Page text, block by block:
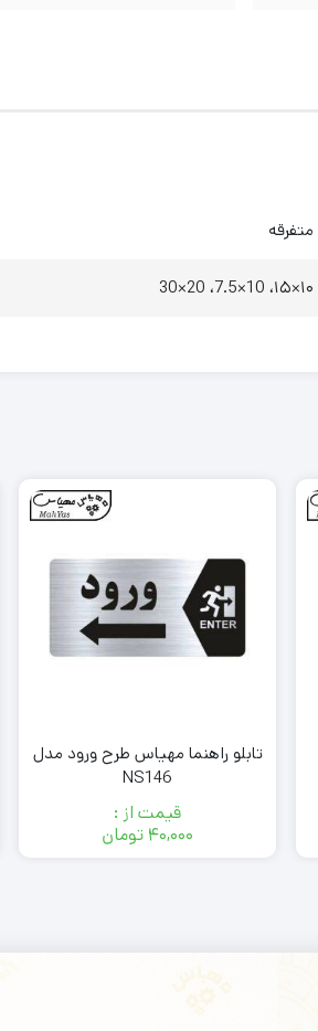
متفرقه
۱۰×۱۵، 10×7.5، 20×30
تابلو راهنما مهیاس طرح ورود مدل
NS146
قیمت از :
۴۰,۰۰۰ تومان